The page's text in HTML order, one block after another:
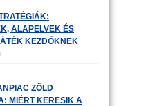
ALAPELVEK ÉS
KEZDŐKNEK
ZÖLD
MIÉRT KERESIK A